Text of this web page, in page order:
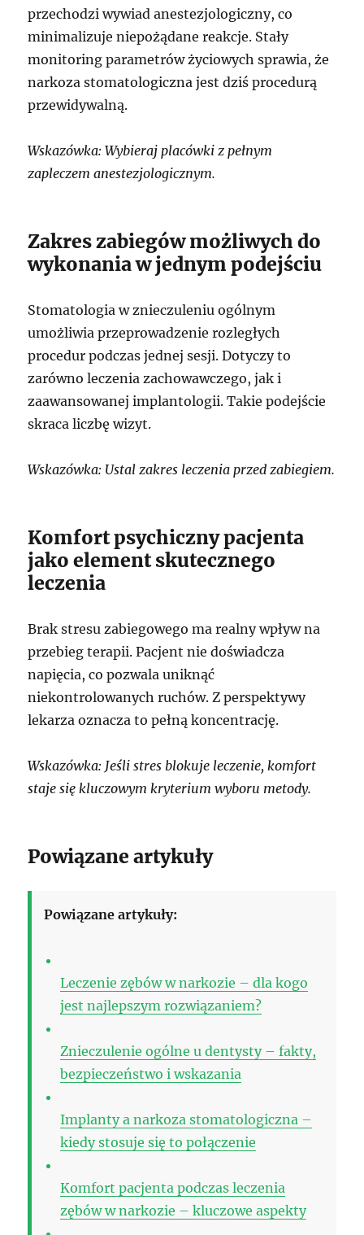
przechodzi wywiad anestezjologiczny, co
minimalizuje niepożądane reakcje. Stały
monitoring parametrów życiowych sprawia, że
narkoza stomatologiczna jest dziś procedurą
przewidywalną.
Wskazówka: Wybieraj placówki z pełnym
zapleczem anestezjologicznym.
Zakres zabiegów możliwych do
wykonania w jednym podejściu
Stomatologia w znieczuleniu ogólnym
umożliwia przeprowadzenie rozległych
procedur podczas jednej sesji. Dotyczy to
zarówno leczenia zachowawczego, jak i
zaawansowanej implantologii. Takie podejście
skraca liczbę wizyt.
Wskazówka: Ustal zakres leczenia przed zabiegiem.
Komfort psychiczny pacjenta
jako element skutecznego
leczenia
Brak stresu zabiegowego ma realny wpływ na
przebieg terapii. Pacjent nie doświadcza
napięcia, co pozwala uniknąć
niekontrolowanych ruchów. Z perspektywy
lekarza oznacza to pełną koncentrację.
Wskazówka: Jeśli stres blokuje leczenie, komfort
staje się kluczowym kryterium wyboru metody.
Powiązane artykuły
Powiązane artykuły:
Leczenie zębów w narkozie – dla kogo
jest najlepszym rozwiązaniem?
Znieczulenie ogólne u dentysty – fakty,
bezpieczeństwo i wskazania
Implanty a narkoza stomatologiczna –
kiedy stosuje się to połączenie
Komfort pacjenta podczas leczenia
zębów w narkozie – kluczowe aspekty